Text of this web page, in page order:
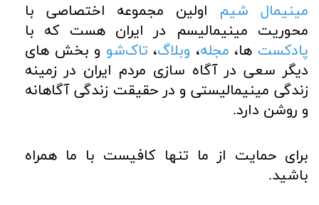
مینیمال شیم اولین مجموعه اختصاصی با
محوریت مینیمالیسم در ایران هست که با
پادکست ها، مجله، وبلاگ، تاک‌شو و بخش های
دیگر سعی در آگاه سازی مردم ایران در زمینه
زندگی مینیمالیستی و در حقیقت زندگی آگاهانه
و روشن دارد.
برای حمایت از ما تنها کافیست با ما همراه
باشید.